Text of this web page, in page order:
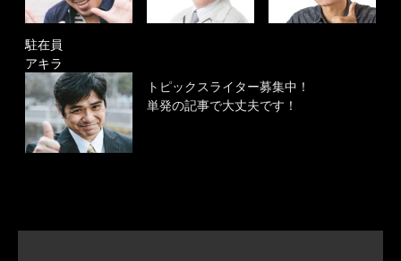
駐在員
アキラ
トピックスライター募集中！
単発の記事で大丈夫です！